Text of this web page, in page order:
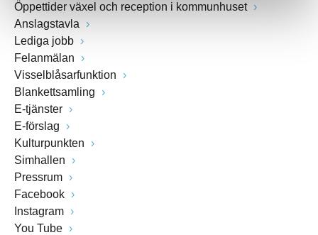
Öppettider växel och reception i kommunhuset
Anslagstavla
Lediga jobb
Felanmälan
Visselblåsarfunktion
Blankettsamling
E-tjänster
E-förslag
Kulturpunkten
Simhallen
Pressrum
Facebook
Instagram
You Tube